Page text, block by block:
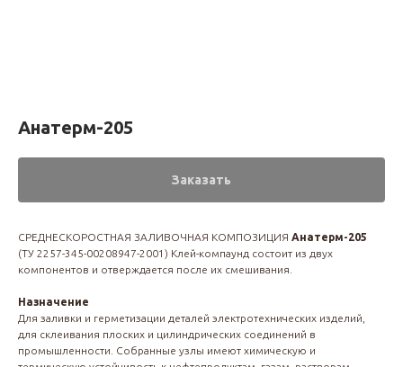
Анатерм-205
Заказать
СРЕДНЕСКОРОСТНАЯ ЗАЛИВОЧНАЯ КОМПОЗИЦИЯ Анатерм-205
(ТУ 2257-345-00208947-2001) Клей-компаунд состоит из двух
компонентов и отверждается после их смешивания.
Назначение
Для заливки и герметизации деталей электротехнических изделий,
для склеивания плоских и цилиндрических соединений в
промышленности. Собранные узлы имеют химическую и